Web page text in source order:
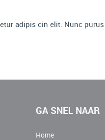
adipis cin elit. Nunc
GA SNEL NAAR
Home